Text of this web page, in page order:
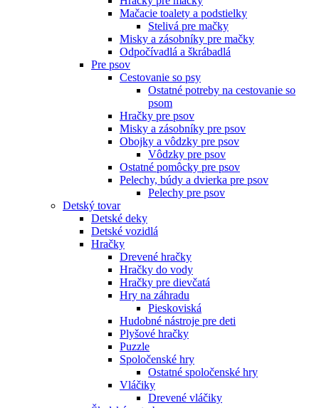
Mačacie toalety a podstielky
Stelivá pre mačky
Misky a zásobníky pre mačky
Odpočívadlá a škrábadlá
Pre psov
Cestovanie so psy
Ostatné potreby na cestovanie so
psom
Hračky pre psov
Misky a zásobníky pre psov
Obojky a vôdzky pre psov
Vôdzky pre psov
Ostatné pomôcky pre psov
Pelechy, búdy a dvierka pre psov
Pelechy pre psov
Detský tovar
Detské deky
Detské vozidlá
Hračky
Drevené hračky
Hračky do vody
Hračky pre dievčatá
Hry na záhradu
Pieskoviská
Hudobné nástroje pre deti
Plyšové hračky
Puzzle
Spoločenské hry
Ostatné spoločenské hry
Vláčiky
Drevené vláčiky